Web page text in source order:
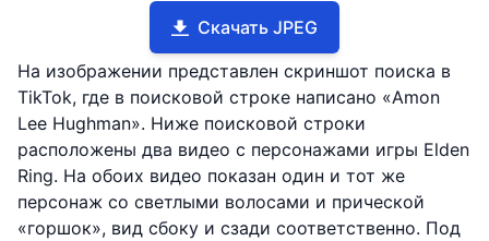
Скачать JPEG
На изображении представлен скриншот поиска в
TikTok, где в поисковой строке написано «Amon
Lee Hughman». Ниже поисковой строки
расположены два видео с персонажами игры Elden
Ring. На обоих видео показан один и тот же
персонаж со светлыми волосами и прической
«горшок», вид сбоку и сзади соответственно. Под